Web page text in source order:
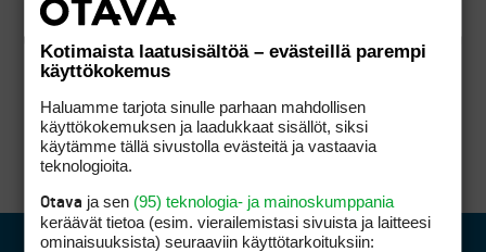
Kotimaista laatusisältöä – evästeillä parempi
käyttökokemus
Haluamme tarjota sinulle parhaan mahdollisen
käyttökokemuksen ja laadukkaat sisällöt, siksi
käytämme tällä sivustolla evästeitä ja vastaavia
teknologioita.
Otava ja sen (95) teknologia- ja mainoskumppania
keräävät tietoa (esim. vierailemis­tasi sivuista ja laitteesi
ominaisuuk­sista) seuraaviin käyttötarkoituksiin: